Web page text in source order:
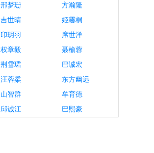
邢梦珊
方瀚隆
吉世晴
姬霎桐
印玥羽
席世洋
权章毅
聂榆蓉
荆雪珺
巴诚宏
汪蓉柔
东方幽远
山智群
牟育德
邱诚江
巴熙豪